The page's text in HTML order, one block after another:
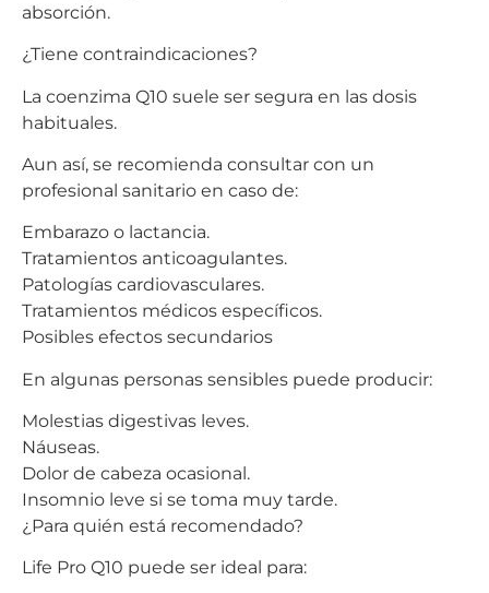
absorción.
¿Tiene contraindicaciones?
La coenzima Q10 suele ser segura en las dosis
habituales.
Aun así, se recomienda consultar con un
profesional sanitario en caso de:
Embarazo o lactancia.
Tratamientos anticoagulantes.
Patologías cardiovasculares.
Tratamientos médicos específicos.
Posibles efectos secundarios
En algunas personas sensibles puede producir:
Molestias digestivas leves.
Náuseas.
Dolor de cabeza ocasional.
Insomnio leve si se toma muy tarde.
¿Para quién está recomendado?
Life Pro Q10 puede ser ideal para: